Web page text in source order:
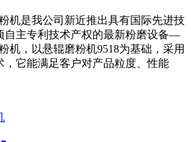
机是我公司新近推出具有国际先进技
自主专利技术产权的最新粉磨设备—
机，以悬辊磨粉机9518为基础，采用
，它能满足客户对产品粒度、性能